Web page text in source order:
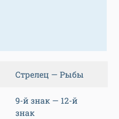
Стрелец — Рыбы
9-й знак — 12-й
знак